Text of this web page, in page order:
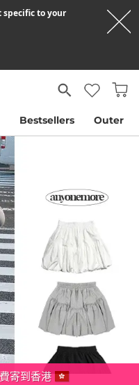
specific to your
Bestsellers Outer
寄到香港